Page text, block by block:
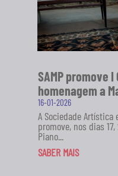
SAMP promove
homenagem a
16-01-2026
A Sociedade Artística
promove, nos dias
Piano...
SABER MAIS